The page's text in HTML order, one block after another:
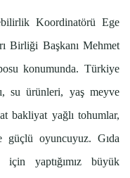
Koordinatörü Ege
Birliği Başkanı Mehmet
konumunda. Türkiye
su ürünleri, yaş meyve
bakliyat yağlı tohumlar,
güçlü oyuncuyuz. Gıda
için yaptığımız büyük